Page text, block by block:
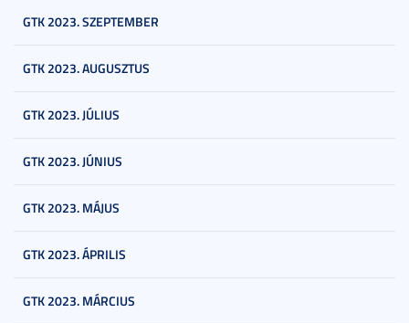
GTK 2023. SZEPTEMBER
GTK 2023. AUGUSZTUS
GTK 2023. JÚLIUS
GTK 2023. JÚNIUS
GTK 2023. MÁJUS
GTK 2023. ÁPRILIS
GTK 2023. MÁRCIUS